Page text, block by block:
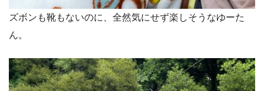
ズボンも靴もないのに、全然気にせず楽しそうなゆーた
ん。